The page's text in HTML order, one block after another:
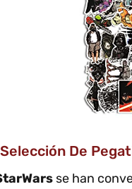
De
se han